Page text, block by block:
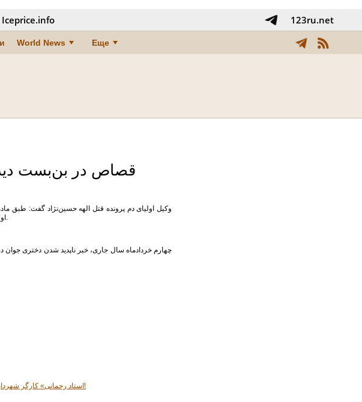
Iceprice.info 123ru.net
World News Еще
قصاص در بن‌بست
اولیای دم توان پرداخت تفاضل دیه را ندارند، قوه قضاییه می‌تواند برای جبران آن از صندوق دولت اقدام کند.
«استاد رحمانی» کارگر شهرداری مهاباد همچنان در بخش مراقبت‌های ویژه بستری است/ راننده متخلف دختری ۱۱ ساله بوده!